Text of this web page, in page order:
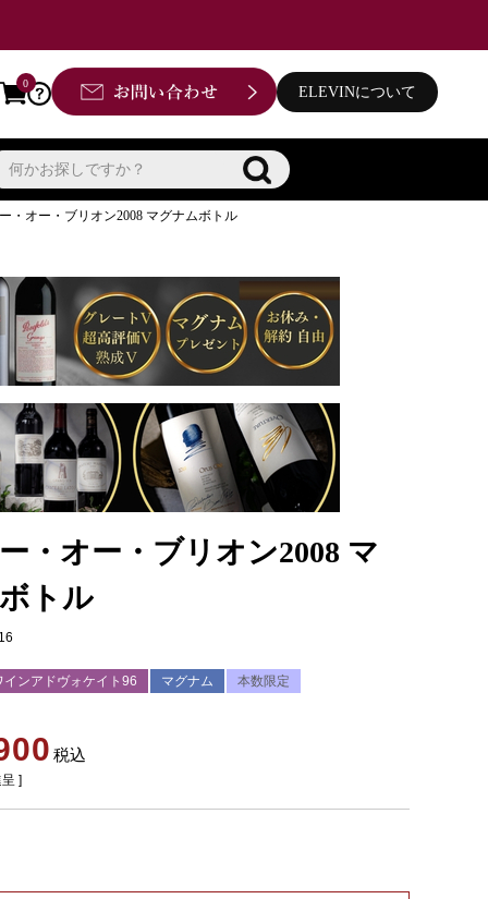
0
ELEVINについて
・オー・ブリオン2008 マグナムボトル
・オー・ブリオン2008 マ
トル
インアドヴォケイト96 マグナム 本数限定
税込
]